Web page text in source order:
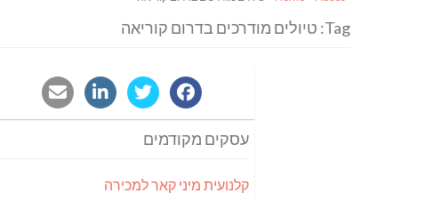
Tag: טיולים מודרכים בדרום קוריאה
עסקים מקודמים
קלנועית מיני קאר למכירה